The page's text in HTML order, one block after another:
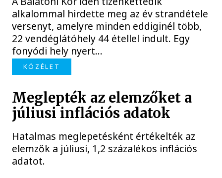
alkalommal hirdette meg az év strandétele
versenyt, amelyre minden eddiginél több,
22 vendéglátóhely 44 étellel indult. Egy
fonyódi hely nyert...
KÖZÉLET
Meglepték az elemzőket a
júliusi inflációs adatok
Hatalmas meglepetésként értékelték az
elemzők a júliusi, 1,2 százalékos inflációs
adatot.